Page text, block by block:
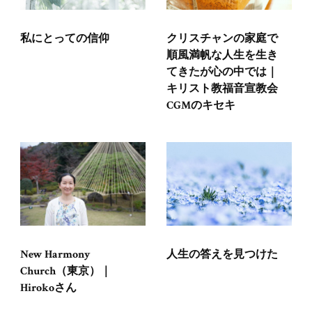
私にとっての信仰
クリスチャンの家庭で
順風満帆な人生を生き
てきたが心の中では｜
キリスト教福音宣教会
CGMのキセキ
New Harmony
Church（東京）｜
Hirokoさん
人生の答えを見つけた